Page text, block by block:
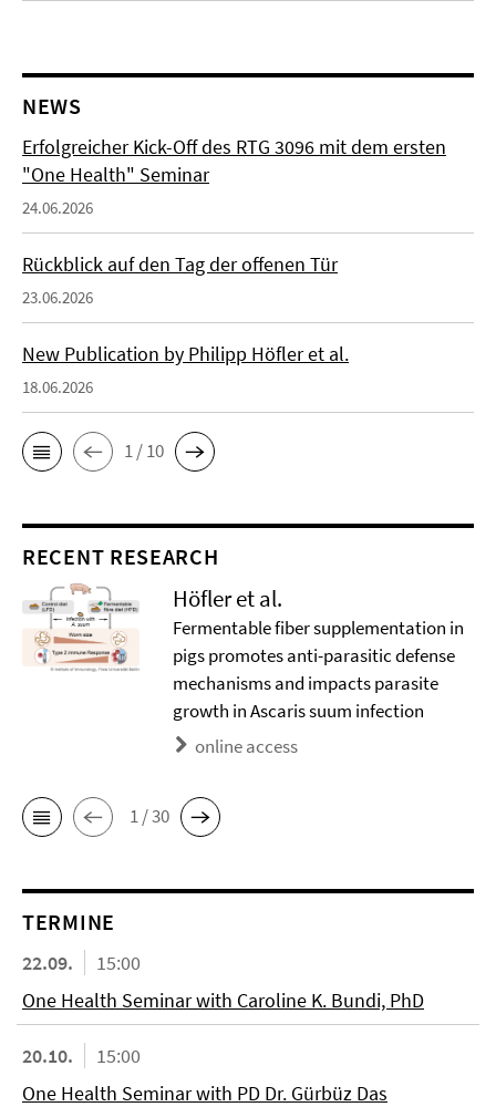
NEWS
Erfolgreicher Kick-Off des RTG 3096 mit dem ersten
"One Health" Seminar
24.06.2026
Rückblick auf den Tag der offenen Tür
23.06.2026
New Publication by Philipp Höfler et al.
18.06.2026
1 / 10
RECENT RESEARCH
Höfler et al.
Fermentable fiber supplementation in
pigs promotes anti-parasitic defense
mechanisms and impacts parasite
growth in Ascaris suum infection
online access
1 / 30
TERMINE
22.09.
15:00
One Health Seminar with Caroline K. Bundi, PhD
20.10.
15:00
One Health Seminar with PD Dr. Gürbüz Das